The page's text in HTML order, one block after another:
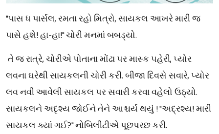
"પાસ ધ પાર્સલ, રમતા રહો મિત્રો, સાયકલ આખરે મારી જ
પાસે હશે! હા-હા!" ચોરી મનમાં બબડ્યો.
તે જ રાત્રે, ચોરીએ પોતાના મોંઢા પર માસ્ક પહેરી, પ્યોર
લવના ઘરેથી સાયકલની ચોરી કરી. બીજા દિવસે સવારે, પ્યોર
લવ નવી આવેલી સાયકલ પર સવારી કરવા વહેલો ઉઠ્યો.
સાયકલને અદૃશ્ય જોઈને તેને આશ્ચર્ય થયું ! "અદ્રશ્ય! મારી
સાયકલ ક્યાં ગઈ?" નોબિલીટીએ પૂછપરછ કરી.